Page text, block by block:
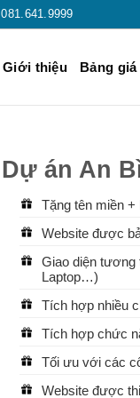
081.641.9999
Giới thiệu Bảng giá
Dự án An
Tặng tên miền +
Website được
Giao diện tương
Laptop…)
Tích hợp nhiều
Tích hợp chức
Tối ưu với các
Website được